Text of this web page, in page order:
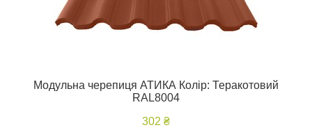
Модульна черепиця АТИКА Колір: Теракотовий
RAL8004
302 ₴